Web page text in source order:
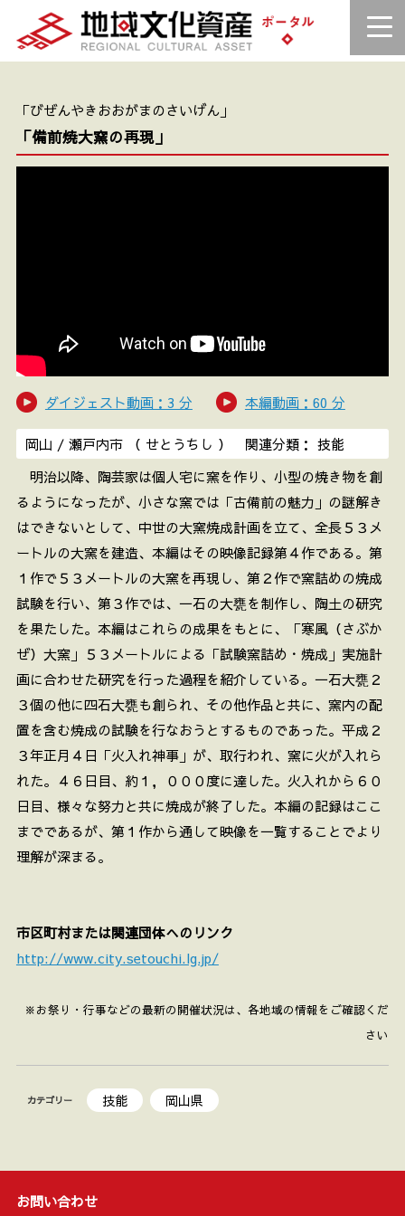
「びぜんやきおおがまのさいげん」
「備前焼大窯の再現」
ダイジェスト動画：3 分 本編動画：60 分
岡山 / 瀬戸内市 （ せとうちし ） 関連分類： 技能
明治以降、陶芸家は個人宅に窯を作り、小型の焼き物を創
るようになったが、小さな窯では「古備前の魅力」の謎解き
はできないとして、中世の大窯焼成計画を立て、全長５３メ
ートルの大窯を建造、本編はその映像記録第４作である。第
１作で５３メートルの大窯を再現し、第２作で窯詰めの焼成
試験を行い、第３作では、一石の大甕を制作し、陶土の研究
を果たした。本編はこれらの成果をもとに、「寒風（さぶか
ぜ）大窯」５３メートルによる「試験窯詰め・焼成」実施計
画に合わせた研究を行った過程を紹介している。一石大甕２
３個の他に四石大甕も創られ、その他作品と共に、窯内の配
置を含む焼成の試験を行なおうとするものであった。平成２
３年正月４日「火入れ神事」が、取行われ、窯に火が入れら
れた。４６日目、約１，０００度に達した。火入れから６０
日目、様々な努力と共に焼成が終了した。本編の記録はここ
までであるが、第１作から通して映像を一覧することでより
理解が深まる。
市区町村または関連団体へのリンク
http://www.city.setouchi.lg.jp/
※お祭り・行事などの最新の開催状況は、各地域の情報をご確認くだ
さい
カテゴリー 技能 岡山県
お問い合わせ